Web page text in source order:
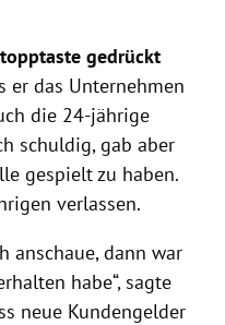
gedrückt
er das Unternehmen
die 24-jährige
schuldig, gab aber
gespielt zu haben.
verlassen.
anschaue, dann war
habe“, sagte
neue Kundengelder